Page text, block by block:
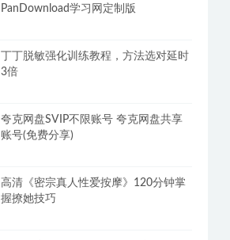
PanDownload学习网定制版
丁丁脱敏强化训练教程，方法选对延时
3倍
夸克网盘SVIP不限账号 夸克网盘共享
账号(免费分享)
高清《密宗真人性爱按摩》120分钟掌
握撩她技巧